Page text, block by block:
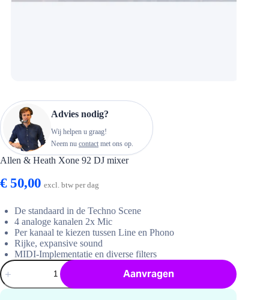
Advies nodig?
Wij helpen u graag!
Neem nu contact met ons op.
Allen & Heath Xone 92 DJ mixer
€50,00 excl. btw per dag
De standaard in de Techno Scene
4 analoge kanalen 2x Mic
Per kanaal te kiezen tussen Line en Phono
Rijke, expansive sound
MIDI-Implementatie en diverse filters
Allen
&
Heath
Xone
Aanvragen